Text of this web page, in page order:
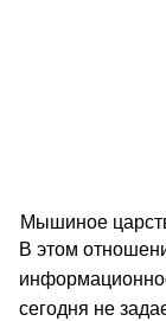
Мышиное
В этом
сегодня не